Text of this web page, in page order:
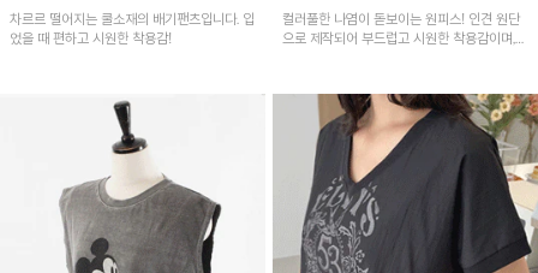
차르르 떨어지는 쿨소재의 배기팬츠입니다. 입
었을 때 편하고 시원한 착용감!
컬러풀한 나염이 돋보이는 원피스! 인견 원단
으로 제작되어 부드럽고 시원한 착용감이며,
니다~